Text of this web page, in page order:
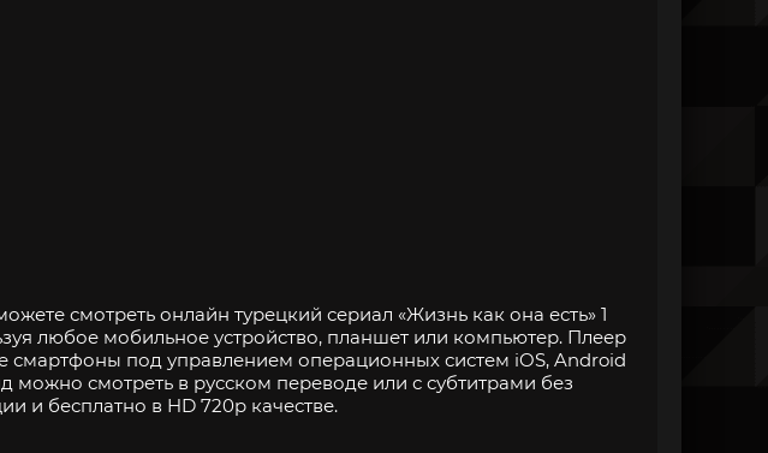
смотреть онлайн турецкий сериал «Жизнь как она есть» 1
любое мобильное устройство, планшет или компьютер. Плеер
под управлением операционных систем iOS, Android
можно смотреть в русском переводе или с субтитрами без
и бесплатно в HD 720p качестве.